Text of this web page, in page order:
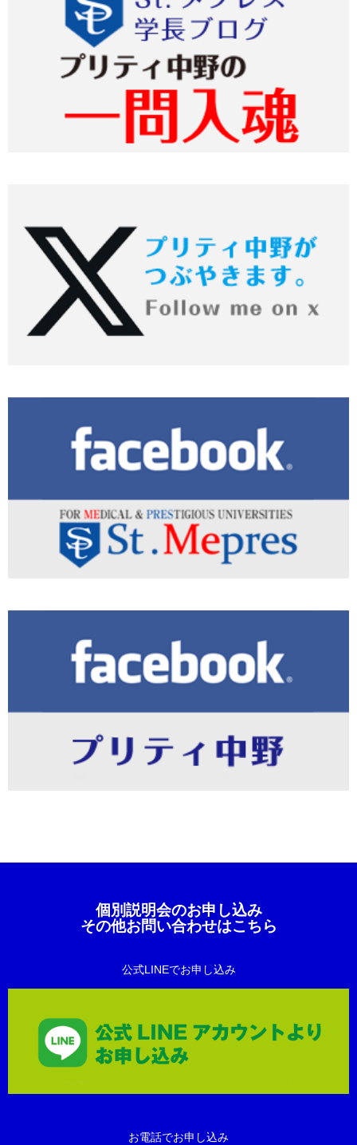
個別説明会のお申し込み
その他お問い合わせはこちら
公式LINEでお申し込み
お電話でお申し込み